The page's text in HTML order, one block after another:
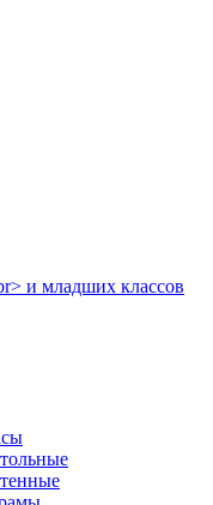
и младших классов